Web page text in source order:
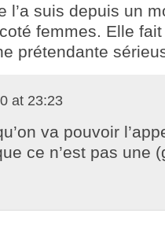
l’a suis depuis un
femmes. Elle
prétendante
at 23:23
va pouvoir
ce n’est pas une